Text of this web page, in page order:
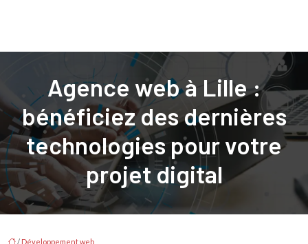
Agence web à Lille :
bénéficiez des dernières
technologies pour votre
projet digital
/ Développement web